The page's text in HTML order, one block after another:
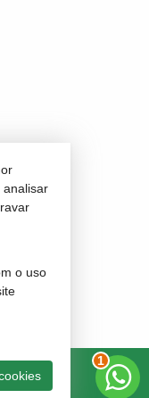
1
analisar
o uso